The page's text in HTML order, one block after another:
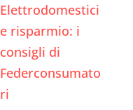
Elettrodomestici
e risparmio: i
consigli di
Federconsumato
ri